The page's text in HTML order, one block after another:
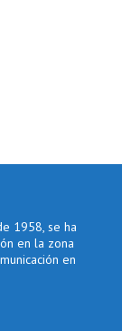
1958, se ha
en la zona
en